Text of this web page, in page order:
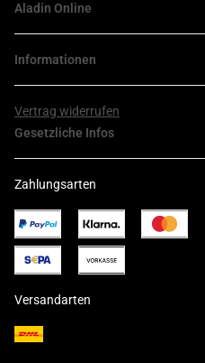
Aladin Online
Informationen
Vertrag widerrufen
Gesetzliche Infos
Zahlungsarten
Versandarten